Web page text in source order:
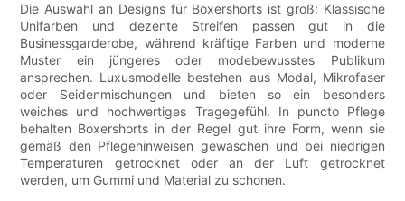
Die Auswahl an Designs für Boxershorts ist groß: Klassische
Unifarben und dezente Streifen passen gut in die
Businessgarderobe, während kräftige Farben und moderne
Muster ein jüngeres oder modebewusstes Publikum
ansprechen. Luxusmodelle bestehen aus Modal, Mikrofaser
oder Seidenmischungen und bieten so ein besonders
weiches und hochwertiges Tragegefühl. In puncto Pflege
behalten Boxershorts in der Regel gut ihre Form, wenn sie
gemäß den Pflegehinweisen gewaschen und bei niedrigen
Temperaturen getrocknet oder an der Luft getrocknet
werden, um Gummi und Material zu schonen.